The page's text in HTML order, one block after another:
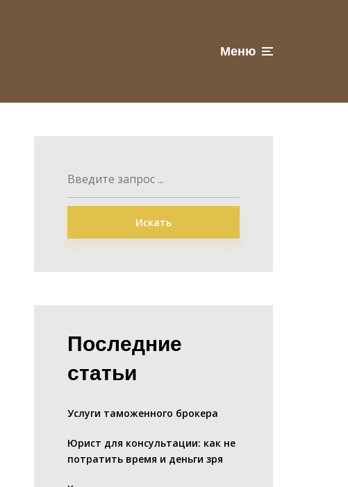
Меню
Искать
Последние
статьи
Услуги таможенного брокера
Юрист для консультации: как не
потратить время и деньги зря